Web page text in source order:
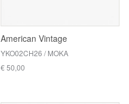
American Vintage
YKO02CH26 / MOKA
€ 50,00